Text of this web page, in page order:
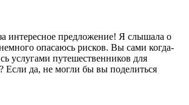
интересное предложение! Я слышала о
опасаюсь рисков. Вы сами когда-
услугами путешественников для
Если да, не могли бы вы поделиться